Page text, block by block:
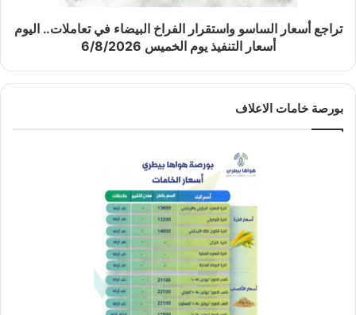
تراجع أسعار الساسو واستقرار الفراخ البيضاء في تعاملات.. اليوم
أسعار التنفيذ يوم الخميس 6/8/2026
بورصة خامات الاعلاف